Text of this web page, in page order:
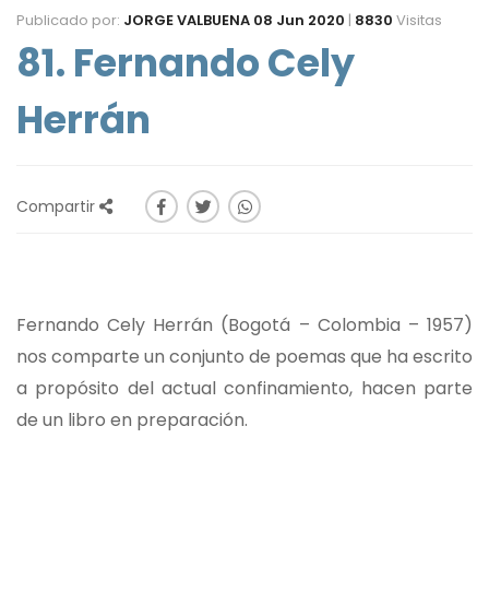
Publicado por: JORGE VALBUENA 08 Jun 2020 | 8830 Visitas
81. Fernando Cely
Herrán
Compartir
Fernando Cely Herrán (Bogotá – Colombia – 1957)
nos comparte un conjunto de poemas que ha escrito
a propósito del actual confinamiento, hacen parte
de un libro en preparación.